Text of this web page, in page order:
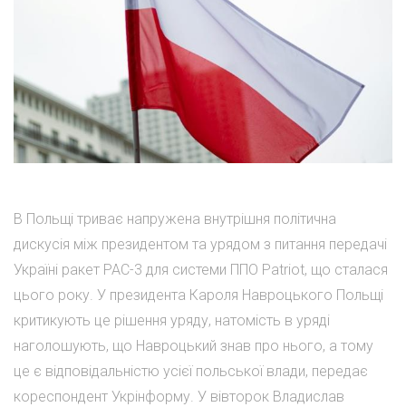
В Польщі триває напружена внутрішня політична
дискусія між президентом та урядом з питання передачі
Україні ракет PAC-3 для системи ППО Patriot, що сталася
цього року. У президента Кароля Навроцького Польщі
критикують це рішення уряду, натомість в уряді
наголошують, що Навроцький знав про нього, а тому
це є відповідальністю усієї польської влади, передає
кореспондент Укрінформу. У вівторок Владислав